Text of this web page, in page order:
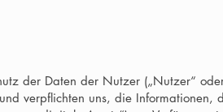
der Daten der Nutzer („Nutzer“
verpflichten uns, die